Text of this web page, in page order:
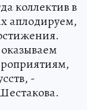
коллектив в
аплодируем,
-